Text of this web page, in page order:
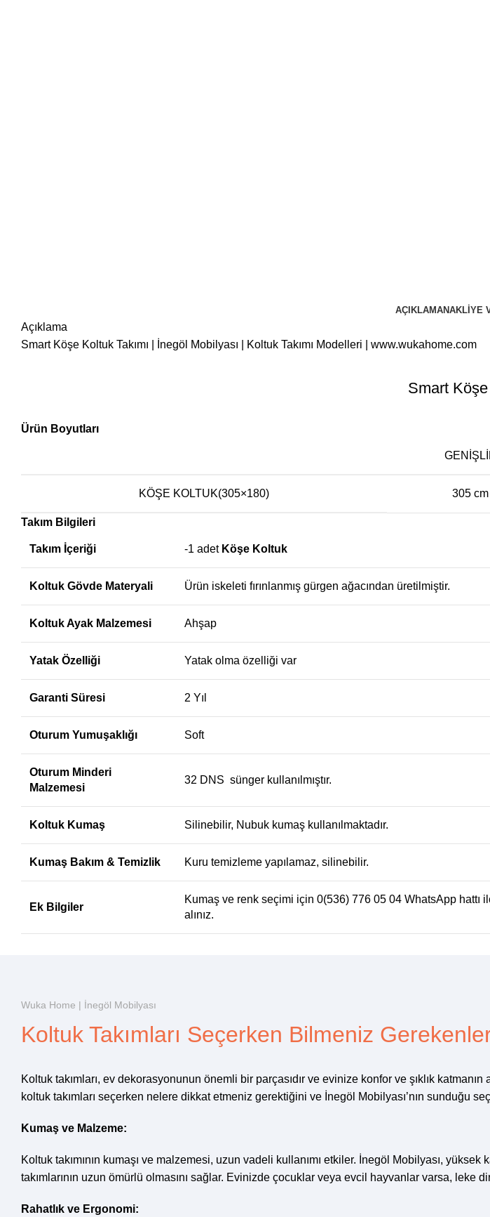
AÇIKLAMANAKLIYE
Açıklama
Smart Köşe Koltuk Takımı | İnegöl Mobilyası | Koltuk Takımı Modelleri | www.wukahome.com
Smart
Ürün Boyutları
KÖŞE KOLTUK(305×180) 305 cm
Takım Bilgileri
Takım İçeriği -1 adet Köşe Koltuk
Koltuk Gövde Materyali Ürün iskeleti fırınlanmış gürgen ağacından üretilmiştir.
Koltuk Ayak Malzemesi Ahşap
Yatak Özelliği Yatak olma özelliği var
Garanti Süresi 2 Yıl
Oturum Yumuşaklığı Soft
Oturum Minderi
Malzemesi
32 DNS sünger kullanılmıştır.
Koltuk Kumaş Silinebilir, Nubuk kumaş kullanılmaktadır.
Kumaş Bakım & Temizlik Kuru temizleme yapılamaz, silinebilir.
Ek Bilgiler
Kumaş ve renk seçimi için 0(536) 776 05 04 WhatsApp
alınız.
Wuka Home | İnegöl Mobilyası
Koltuk Takımları Seçerken Bilmeniz
Koltuk takımları, ev dekorasyonunun önemli bir parçasıdır ve evinize konfor ve şıklık
koltuk takımları seçerken nelere dikkat etmeniz gerektiğini ve İnegöl Mobilyası’nın sunduğu
Kumaş ve Malzeme:
Koltuk takımının kumaşı ve malzemesi, uzun vadeli kullanımı etkiler. İnegöl Mobilyası,
takımlarının uzun ömürlü olmasını sağlar. Evinizde çocuklar veya evcil hayvanlar varsa, leke
Rahatlık ve Ergonomi: